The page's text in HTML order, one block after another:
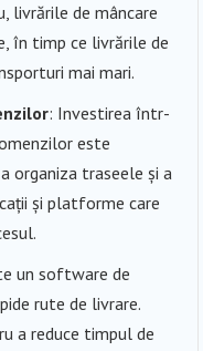
livrările de mâncare
în timp ce livrările de
mai mari.
: Investirea într-
este
organiza traseele și a
și platforme care
un software de
rute de livrare.
a reduce timpul de